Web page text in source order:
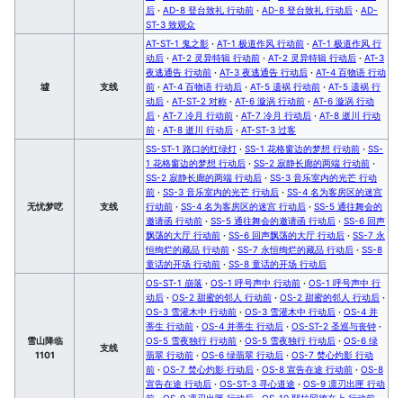
后 · AD-8 登台致礼 行动前 · AD-8 登台致礼 行动后 · AD-
ST-3 致观众
墟 支线
AT-ST-1 鬼之影 · AT-1 极道作风 行动前 · AT-1 极道作风 行
动后 · AT-2 灵异特辑 行动前 · AT-2 灵异特辑 行动后 · AT-3
夜逃通告 行动前 · AT-3 夜逃通告 行动后 · AT-4 百物语 行动
前 · AT-4 百物语 行动后 · AT-5 遗祸 行动前 · AT-5 遗祸 行
动后 · AT-ST-2 对称 · AT-6 漩涡 行动前 · AT-6 漩涡 行动
后 · AT-7 冷月 行动前 · AT-7 冷月 行动后 · AT-8 逝川 行动
前 · AT-8 逝川 行动后 · AT-ST-3 过客
无忧梦呓 支线
SS-ST-1 路口的红绿灯 · SS-1 花格窗边的梦想 行动前 · SS-
1 花格窗边的梦想 行动后 · SS-2 寂静长廊的两端 行动前 ·
SS-2 寂静长廊的两端 行动后 · SS-3 音乐室内的光芒 行动
前 · SS-3 音乐室内的光芒 行动后 · SS-4 名为客房区的迷宫
行动前 · SS-4 名为客房区的迷宫 行动后 · SS-5 通往舞会的
邀请函 行动前 · SS-5 通往舞会的邀请函 行动后 · SS-6 回声
飘荡的大厅 行动前 · SS-6 回声飘荡的大厅 行动后 · SS-7 永
恒绚烂的藏品 行动前 · SS-7 永恒绚烂的藏品 行动后 · SS-8
童话的开场 行动前 · SS-8 童话的开场 行动后
雪山降临
1101
支线
OS-ST-1 崩落 · OS-1 呼号声中 行动前 · OS-1 呼号声中 行
动后 · OS-2 甜蜜的邻人 行动前 · OS-2 甜蜜的邻人 行动后 ·
OS-3 雪灌木中 行动前 · OS-3 雪灌木中 行动后 · OS-4 并
蒂生 行动前 · OS-4 并蒂生 行动后 · OS-ST-2 圣巡与丧钟 ·
OS-5 雪夜独行 行动前 · OS-5 雪夜独行 行动后 · OS-6 绿
翡翠 行动前 · OS-6 绿翡翠 行动后 · OS-7 焚心灼影 行动
前 · OS-7 焚心灼影 行动后 · OS-8 宣告在途 行动前 · OS-8
宣告在途 行动后 · OS-ST-3 寻心道途 · OS-9 凛刃出匣 行动